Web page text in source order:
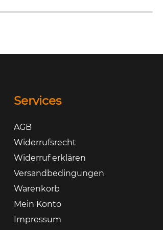
Services
AGB
Widerrufsrecht
Widerruf erklären
Versandbedingungen
Warenkorb
Mein Konto
Impressum